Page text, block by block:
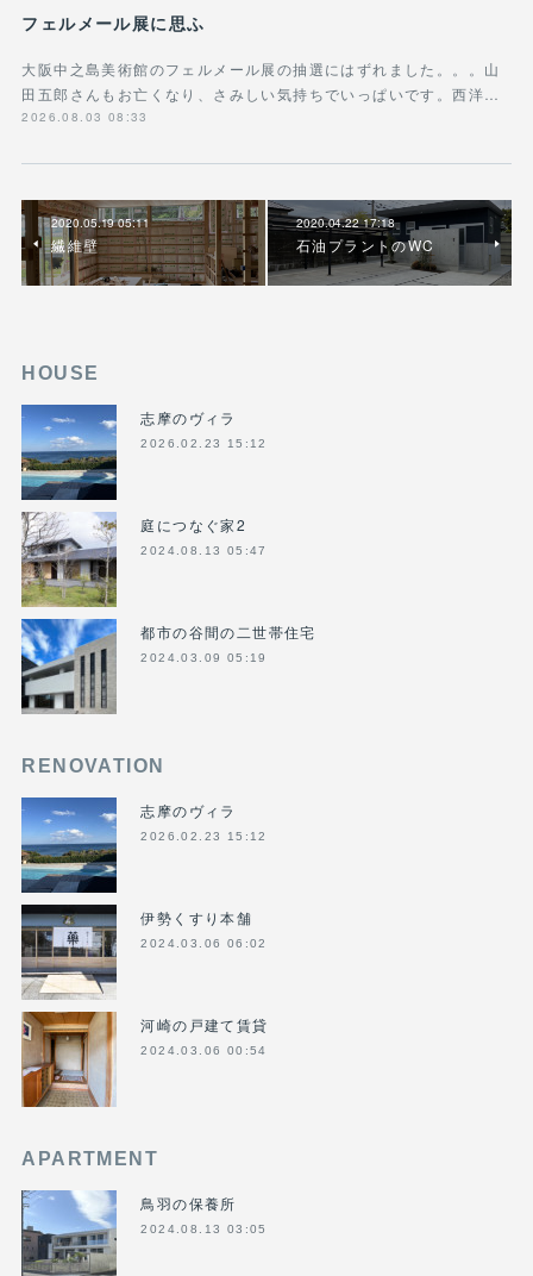
フェルメール展に思ふ
大阪中之島美術館のフェルメール展の抽選にはずれました。。。山
田五郎さんもお亡くなり、さみしい気持ちでいっぱいです。西洋…
2026.08.03 08:33
2020.05.19 05:11
繊維壁
2020.04.22 17:18
石油プラントのWC
HOUSE
志摩のヴィラ
2026.02.23 15:12
庭につなぐ家2
2024.08.13 05:47
都市の谷間の二世帯住宅
2024.03.09 05:19
RENOVATION
志摩のヴィラ
2026.02.23 15:12
伊勢くすり本舗
2024.03.06 06:02
河崎の戸建て賃貸
2024.03.06 00:54
APARTMENT
鳥羽の保養所
2024.08.13 03:05